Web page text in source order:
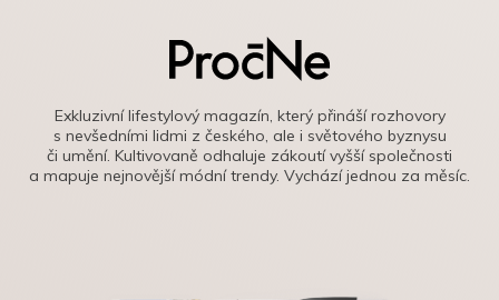
Exkluzivní lifestylový magazín, který přináší rozhovory
s nevšedními lidmi z českého, ale i světového byznysu
či umění. Kultivovaně odhaluje zákoutí vyšší společnosti
a mapuje nejnovější módní trendy. Vychází jednou za měsíc.